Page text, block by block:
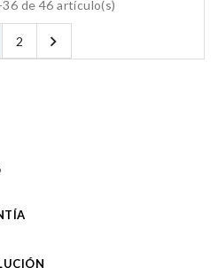
de 46 artículo(s)
2 